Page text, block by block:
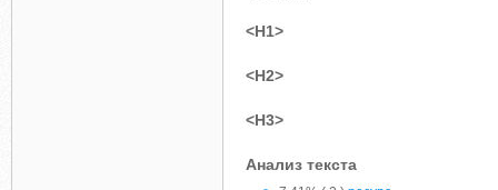
<H1>
<H2>
<H3>
Анализ текста